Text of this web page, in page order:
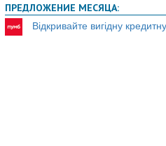
ПРЕДЛОЖЕНИЕ МЕСЯЦА:
Відкривайте вигідну